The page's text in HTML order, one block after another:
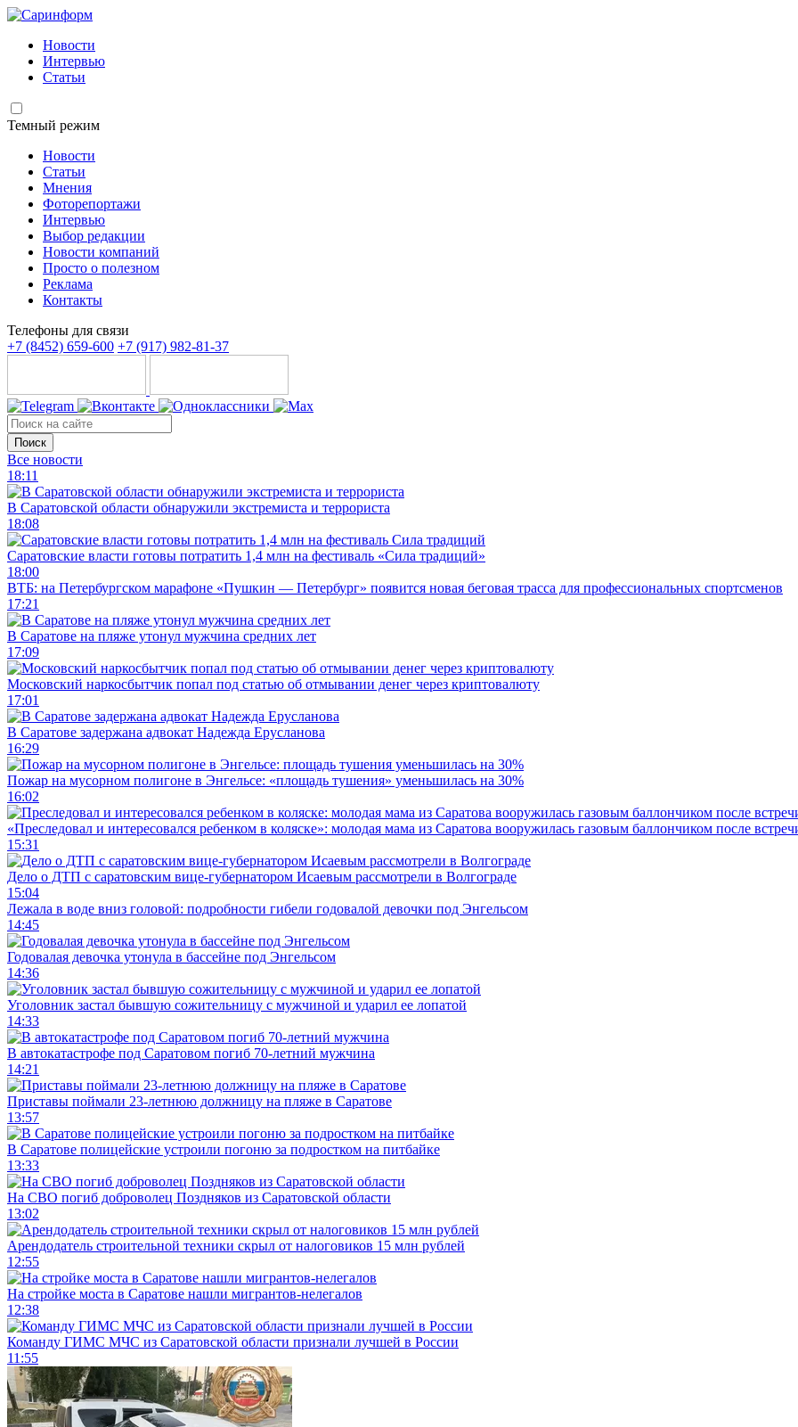
Новости
Интервью
Статьи
Темный режим
Новости
Статьи
Мнения
Фоторепортажи
Интервью
Выбор редакции
Новости компаний
Просто о полезном
Реклама
Контакты
Телефоны для связи
+7 (8452) 659-600 +7 (917) 982-81-37
Поиск
Все новости
18:11
В Саратовской области обнаружили экстремиста и террориста
18:08
Саратовские власти готовы потратить 1,4 млн на фестиваль «Сила традиций»
18:00
ВТБ: на Петербургском марафоне «Пушкин — Петербург» появится новая беговая трасса для профессиональных спортсменов
17:21
В Саратове на пляже утонул мужчина средних лет
17:09
Московский наркосбытчик попал под статью об отмывании денег через криптовалюту
17:01
В Саратове задержана адвокат Надежда Ерусланова
16:29
Пожар на мусорном полигоне в Энгельсе: «площадь тушения» уменьшилась на 30%
16:02
«Преследовал и интересовался ребенком в коляске»: молодая мама из Саратова вооружилась газовым баллончиком после
15:31
Дело о ДТП с саратовским вице-губернатором Исаевым рассмотрели в Волгограде
15:04
Лежала в воде вниз головой: подробности гибели годовалой девочки под Энгельсом
14:45
Годовалая девочка утонула в бассейне под Энгельсом
14:36
Уголовник застал бывшую сожительницу с мужчиной и ударил ее лопатой
14:33
В автокатастрофе под Саратовом погиб 70-летний мужчина
14:21
Приставы поймали 23-летнюю должницу на пляже в Саратове
13:57
В Саратове полицейские устроили погоню за подростком на питбайке
13:33
На СВО погиб доброволец Поздняков из Саратовской области
13:02
Арендодатель строительной техники скрыл от налоговиков 15 млн рублей
12:55
На стройке моста в Саратове нашли мигрантов-нелегалов
12:38
Команду ГИМС МЧС из Саратовской области признали лучшей в России
11:55